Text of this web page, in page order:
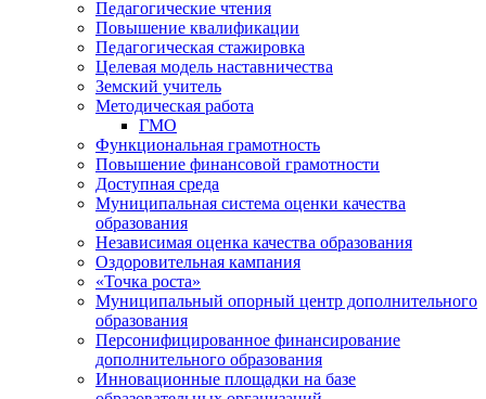
Педагогические чтения
Повышение квалификации
Педагогическая стажировка
Целевая модель наставничества
Земский учитель
Методическая работа
ГМО
Функциональная грамотность
Повышение финансовой грамотности
Доступная среда
Муниципальная система оценки качества
образования
Независимая оценка качества образования
Оздоровительная кампания
«Точка роста»
Муниципальный опорный центр дополнительного
образования
Персонифицированное финансирование
дополнительного образования
Инновационные площадки на базе